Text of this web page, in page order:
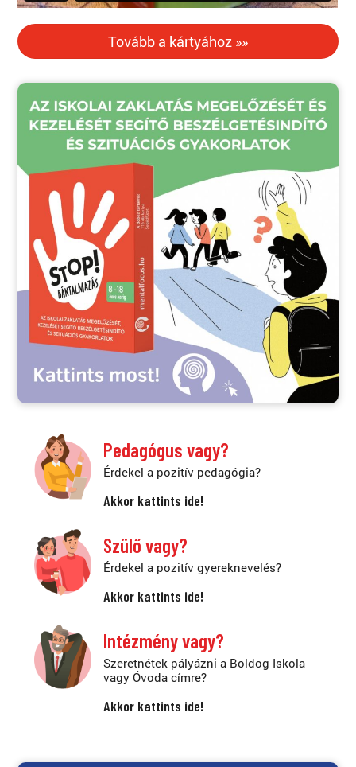
Tovább a kártyához »»
Pedagógus vagy?
Érdekel a pozitív pedagógia?
Akkor kattints ide!
Szülő vagy?
Érdekel a pozitív gyereknevelés?
Akkor kattints ide!
Intézmény vagy?
Szeretnétek pályázni a Boldog Iskola
vagy Óvoda címre?
Akkor kattints ide!